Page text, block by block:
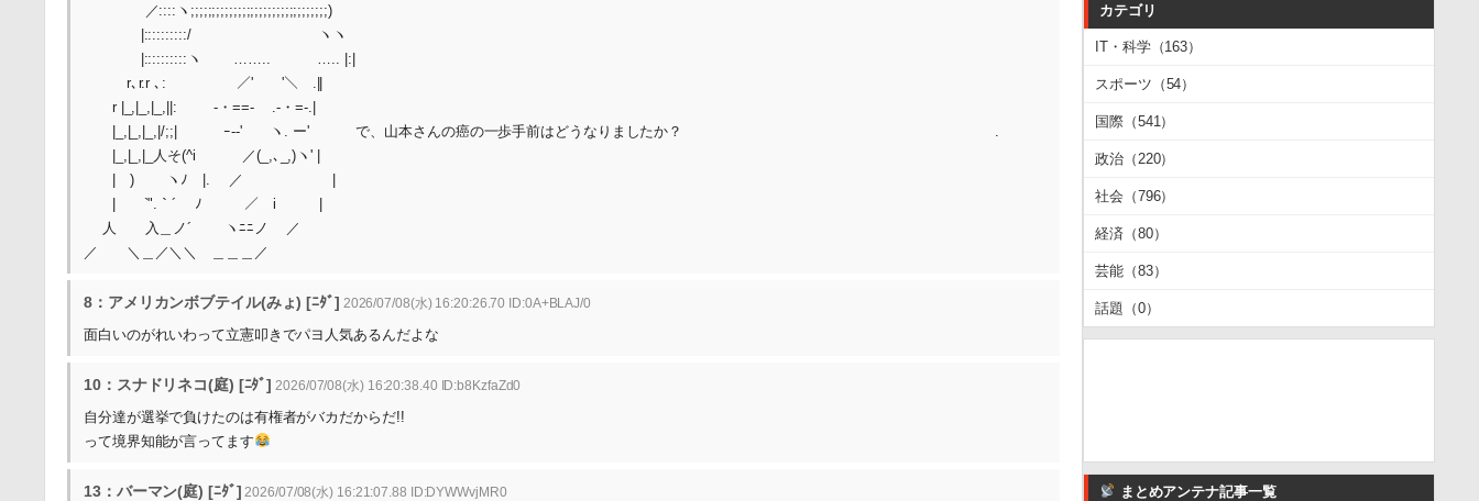
／::::ヽ;;;;;;;;;;;;;;;;;;;;;;;;;;;;;;;;)
|::::::::::/ ヽヽ
|::::::::::ヽ …….. ….. |:|
r､r.r ､: ／' '＼ .||
r |_,|_,|_,||: -・==‐ .‐・=-.|
|_,|_,|_,|/;;| ｰ-‐' ヽ. ー' で、山本さんの癌の一歩手前はどうなりましたか？ .
|_,|_,|_人そ(^i ／(_,､_,)ヽ' |
| ) ヽﾉ |. ／ |
| `".｀´ ﾉ ／￣i |
人 入＿ノ´ ヽﾆﾆノ ／
／ ＼＿／＼＼ ＿＿＿／
8：アメリカンボブテイル(みょ) [ﾆﾀﾞ] 2026/07/08(水) 16:20:26.70 ID:0A+BLAJ/0
面白いのがれいわって立憲叩きでパヨ人気あるんだよな
10：スナドリネコ(庭) [ﾆﾀﾞ] 2026/07/08(水) 16:20:38.40 ID:b8KzfaZd0
自分達が選挙で負けたのは有権者がバカだからだ!!
って境界知能が言ってます
13：バーマン(庭) [ﾆﾀﾞ] 2026/07/08(水) 16:21:07.88 ID:DYWWvjMR0
カテゴリ
IT・科学（163）
スポーツ（54）
国際（541）
政治（220）
社会（796）
経済（80）
芸能（83）
話題（0）
まとめアンテナ記事一覧